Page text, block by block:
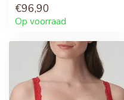
€96,90
Op voorraad